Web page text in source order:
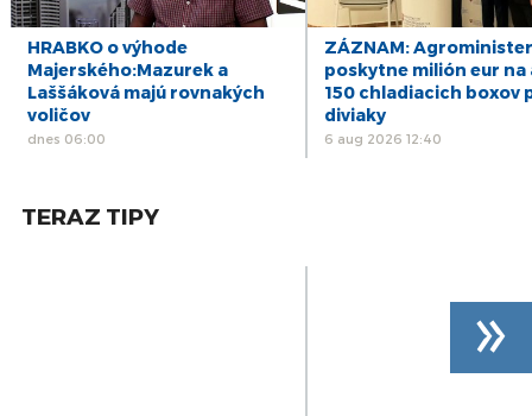
16
júl
ZÁZNAM: R. Kaliňák: MO SR by sa mohlo
postupne začať sťahovať do nového sídla
počas leta
15
júl
ZÁZNAM: R. Takáč: Predseda NKÚ o
korupčných pomeroch v agrorezorte klame,
robí politiku
HRABKO o výhode
Majerského:Mazurek a
Laššáková majú rovnakých
voličov
dnes 06:00
ZÁZNAM:
poskytne milión eur na
150 chladiacich boxov
diviaky
6 aug 2026 12:40
TERAZ TIPY
»